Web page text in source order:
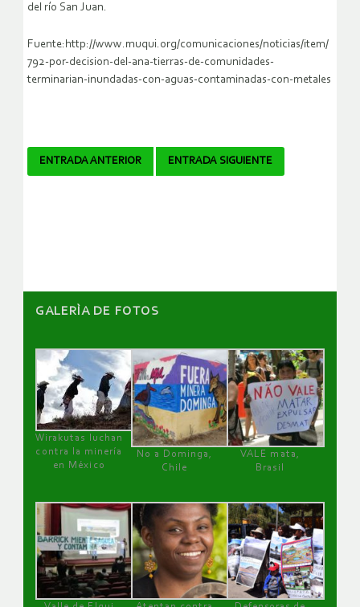
del río San Juan.
Fuente:http://www.muqui.org/comunicaciones/noticias/item/
792-por-decision-del-ana-tierras-de-comunidades-
terminarian-inundadas-con-aguas-contaminadas-con-metales
Navegador
ENTRADA ANTERIOR ENTRADA SIGUIENTE
GALERÌA DE FOTOS
Wirakutas luchan
contra la minería
en México
No a Dominga,
Chile
VALE mata,
Brasil